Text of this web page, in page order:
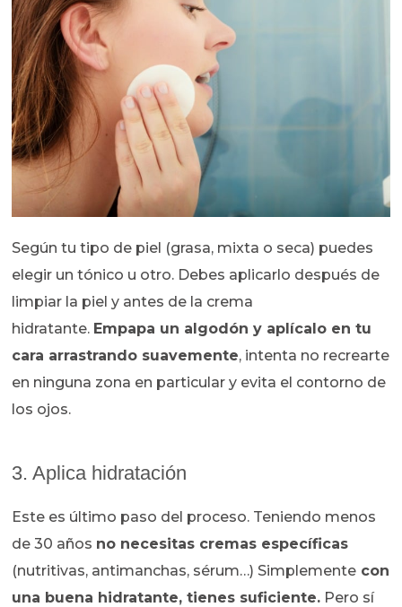
Según tu tipo de piel (grasa, mixta o seca) puedes
elegir un tónico u otro. Debes aplicarlo después de
limpiar la piel y antes de la crema
hidratante. Empapa un algodón y aplícalo en tu
cara arrastrando suavemente, intenta no recrearte
en ninguna zona en particular y evita el contorno de
los ojos.
3. Aplica hidratación
Este es último paso del proceso. Teniendo menos
de 30 años no necesitas cremas específicas
(nutritivas, antimanchas, sérum…) Simplemente con
una buena hidratante, tienes suficiente. Pero sí